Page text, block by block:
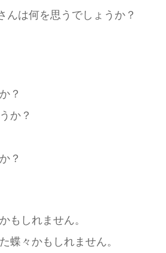
んは何を思うでしょうか？
？
か？
？
もしれません。
蝶々かもしれません。